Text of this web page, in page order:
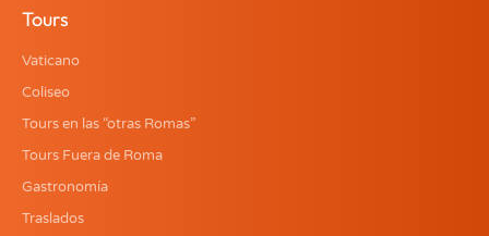
Tours
Vaticano
Coliseo
Tours en las “otras Romas”
Tours Fuera de Roma
Gastronomía
Traslados